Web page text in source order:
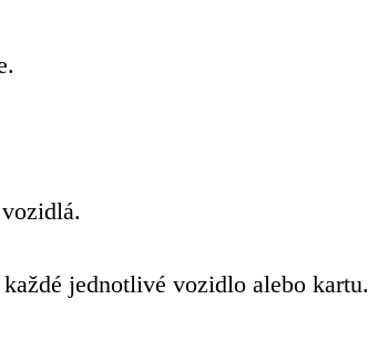
jednotlivé vozidlo alebo kartu.